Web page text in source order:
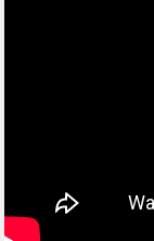
(0 Reviews)